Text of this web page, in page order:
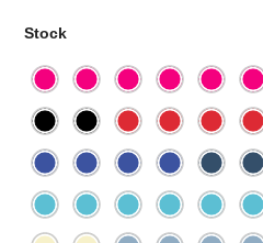
Stock